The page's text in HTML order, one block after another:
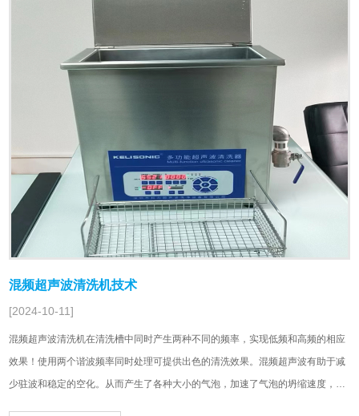
混频超声波清洗机技术
[2024-10-11]
混频超声波清洗机在清洗槽中同时产生两种不同的频率，实现低频和高频的相应
效果！使用两个谐波频率同时处理可提供出色的清洗效果。混频超声波有助于减
少驻波和稳定的空化。从而产生了各种大小的气泡，加速了气泡的坍缩速度，并